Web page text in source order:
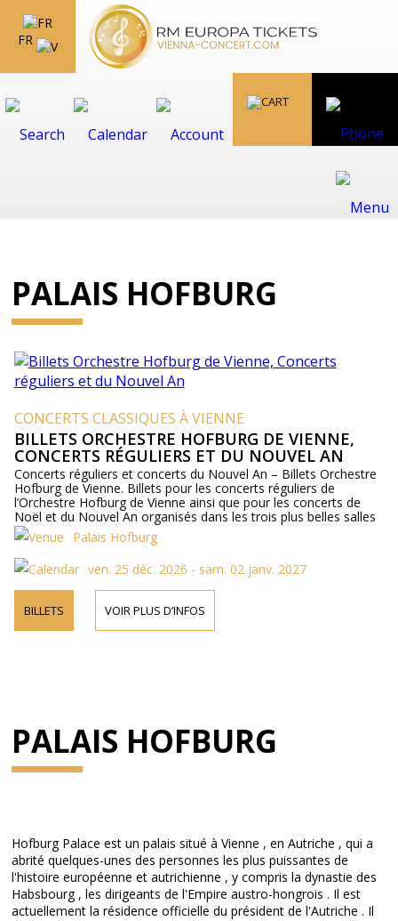
FR
PALAIS HOFBURG
CONCERTS CLASSIQUES À VIENNE
BILLETS ORCHESTRE HOFBURG DE VIENNE,
CONCERTS RÉGULIERS ET DU NOUVEL AN
Concerts réguliers et concerts du Nouvel An – Billets Orchestre
Hofburg de Vienne. Billets pour les concerts réguliers de
l’Orchestre Hofburg de Vienne ainsi que pour les concerts de
Noël et du Nouvel An organisés dans les trois plus belles salles
de l’ancien palais impérial Hofburg.
Palais Hofburg
ven. 25 déc. 2026 - sam. 02 janv. 2027
BILLETS VOIR PLUS D’INFOS
PALAIS HOFBURG
Hofburg Palace est un palais situé à Vienne , en Autriche , qui a
abrité quelques-unes des personnes les plus puissantes de
l'histoire européenne et autrichienne , y compris la dynastie des
Habsbourg , les dirigeants de l'Empire austro-hongrois . Il est
actuellement la résidence officielle du président de l'Autriche . Il